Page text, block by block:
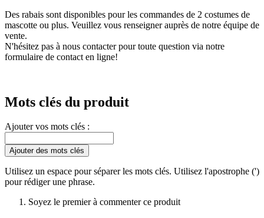
Des rabais sont disponibles pour les commandes de 2 costumes de
mascotte ou plus. Veuillez vous renseigner auprès de notre équipe de
vente.
N'hésitez pas à nous contacter pour toute question via notre
formulaire de contact en ligne!
Mots clés du produit
Ajouter vos mots clés :
Ajouter des mots clés
Utilisez un espace pour séparer les mots clés. Utilisez l'apostrophe (')
pour rédiger une phrase.
Soyez le premier à commenter ce produit